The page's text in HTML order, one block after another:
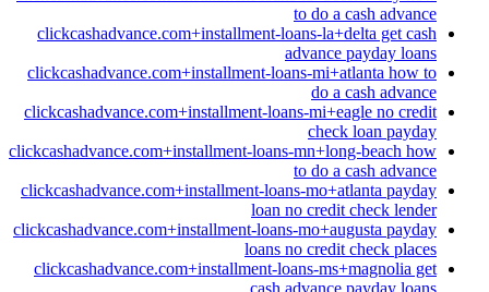
to do a cash advance
clickcashadvance.com+installment-loans-la+delta get cash
advance payday loans
clickcashadvance.com+installment-loans-mi+atlanta how to
do a cash advance
clickcashadvance.com+installment-loans-mi+eagle no credit
check loan payday
clickcashadvance.com+installment-loans-mn+long-beach how
to do a cash advance
clickcashadvance.com+installment-loans-mo+atlanta payday
loan no credit check lender
clickcashadvance.com+installment-loans-mo+augusta payday
loans no credit check places
clickcashadvance.com+installment-loans-ms+magnolia get
cash advance payday loans